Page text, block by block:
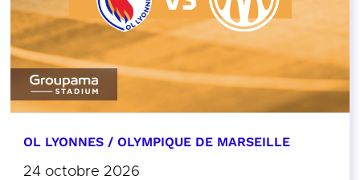
OL LYONNES / OLYMPIQUE DE MARSEILLE
24 octobre 2026